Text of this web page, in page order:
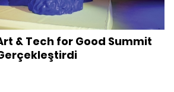
& Tech for Good Summit